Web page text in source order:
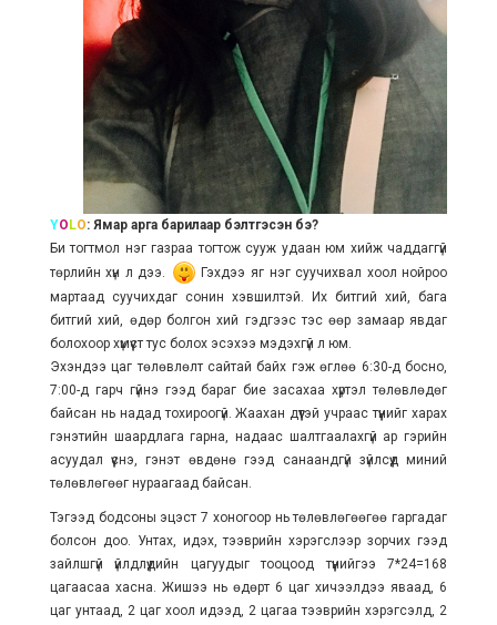
YO LO: Ямар арга барилаар бэлтгэсэн бэ?
Би тогтмол нэг газраа тогтож сууж удаан юм хийж чаддаггүй
төрлийн хүн л дээ.
Гэхдээ яг нэг суучихвал хоол нойроо
мартаад суучихдаг сонин хэвшилтэй. Их битгий хий, бага
битгий хий, өдөр болгон хий гэдгээс тэс өөр замаар явдаг
болохоор хүмүүст тус болох эсэхээ мэдэхгүй л юм.
Эхэндээ цаг төлөвлөлт сайтай байх гэж өглөө 6:30-д босно,
7:00-д гарч гүйнэ гээд бараг бие засахаа хүртэл төлөвлөдөг
байсан нь надад тохироогүй. Жаахан дүүтэй учраас түүнийг харах
гэнэтийн шаардлага гарна, надаас шалтгаалахгүй ар гэрийн
асуудал үүснэ, гэнэт өвдөнө гээд санаандгүй зүйлсүүд миний
төлөвлөгөөг нураагаад байсан.
Тэгээд бодсоны эцэст 7 хоногоор нь төлөвлөгөөгөө гаргадаг
болсон доо. Унтах, идэх, тээврийн хэрэгслээр зорчих гээд
зайлшгүй үйлдлүүдийн цагуудыг тооцоод түүнийгээ 7*24=168
цагаасаа хасна. Жишээ нь өдөрт 6 цаг хичээлдээ яваад, 6
цаг унтаад, 2 цаг хоол идээд, 2 цагаа тээврийн хэрэгсэлд, 2